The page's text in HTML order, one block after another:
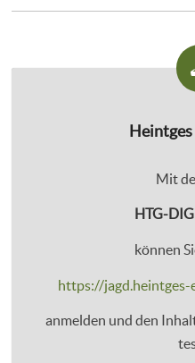
Heintges
Mit
HTG-
können
https://jagd.heintges-
anmelden und den